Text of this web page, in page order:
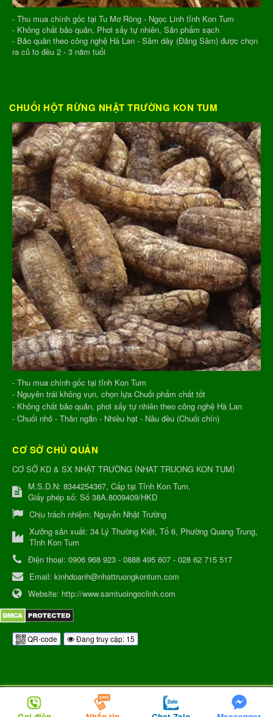
- Thu mua chính gốc tại Tu Mơ Rông - Ngọc Linh tỉnh Kon Tum
- Không chất bảo quản, Phơi sấy tự nhiên, Sản phẩm sạch
- Bảo quản theo công nghệ Hà Lan - Sâm dây (Đảng Sâm) được chọn
ra củ to đều 2 - 3 năm tuổi
CHUỐI HỘT RỪNG NHẬT TRƯỜNG KON TUM
- Thu mua chính gốc tại tỉnh Kon Tum
- Nguyên trái không vụn, chọn lựa Chuối phẩm chất tốt
- Không chất bảo quản, phơi sấy tự nhiên theo công nghệ Hà Lan
- Chuối nhỏ - Thân ngắn - Nhiều hạt - Nâu đều (Chuối chín)
CƠ SỞ CHỦ QUẢN
CƠ SỞ KD & SX NHẬT TRƯỜNG (NHAT TRUONG KON TUM)
M.S.D.N: 8344254367, Cấp tại Tỉnh Kon Tum.
Giấy phép số: Số 38A.8009409/HKD
Chịu trách nhiệm: Nguyễn Nhật Trường
Xưởng sản xuất: 34 Lý Thường Kiệt, Tổ 6, Phường Quang Trung,
Tỉnh Kon Tum
Điện thoại: 0906 968 923 - 0888 495 607 - 028 62 715 517
Email: kinhdoanh@nhattruongkontum.com
Website: http://www.samtuoingoclinh.com
QR-code Đang truy cập: 15